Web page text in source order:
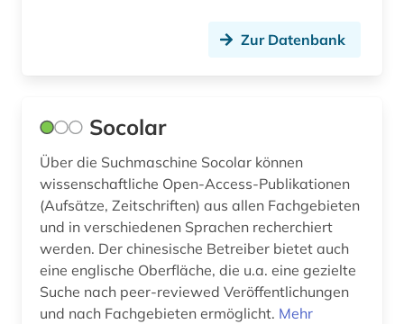
schriftdenkmal (1)
schweden (1)
scientific collaboration (3)
serbien (2)
sozialforschung (2)
sozialwissenschaften (3)
Zur Datenbank
Socolar
Über die Suchmaschine Socolar können
wissenschaftliche Open-Access-Publikationen
(Aufsätze, Zeitschriften) aus allen Fachgebieten
und in verschiedenen Sprachen recherchiert
werden. Der chinesische Betreiber bietet auch
eine englische Oberfläche, die u.a. eine gezielte
Suche nach peer-reviewed Veröffentlichungen
und nach Fachgebieten ermöglicht. Mehr